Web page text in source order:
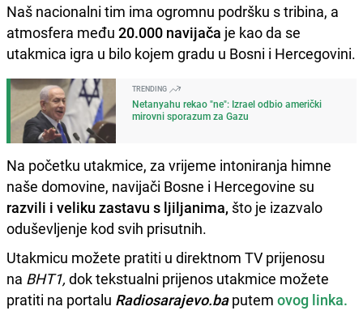
Naš nacionalni tim ima ogromnu podršku s tribina, a
atmosfera među 20.000 navijača je kao da se
utakmica igra u bilo kojem gradu u Bosni i Hercegovini.
TRENDING
Netanyahu rekao "ne": Izrael odbio američki
mirovni sporazum za Gazu
Na početku utakmice, za vrijeme intoniranja himne
naše domovine, navijači Bosne i Hercegovine su
razvili i veliku zastavu s ljiljanima, što je izazvalo
oduševljenje kod svih prisutnih.
Utakmicu možete pratiti u direktnom TV prijenosu
na BHT1, dok tekstualni prijenos utakmice možete
pratiti na portalu Radiosarajevo.baputem ovog linka.